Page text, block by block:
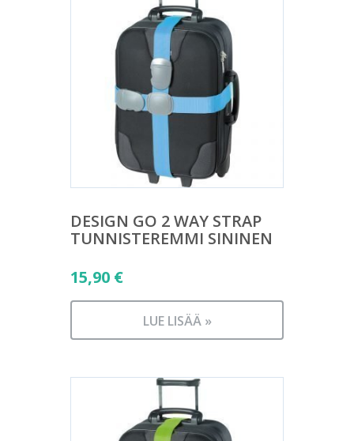
DESIGN GO 2 WAY STRAP
TUNNISTEREMMI SININEN
15,90 €
LUE LISÄÄ »